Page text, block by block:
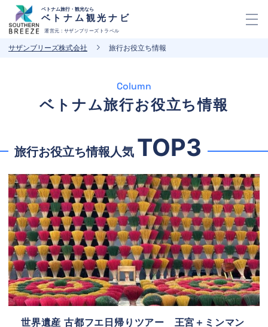
ベトナム旅行・観光なら
ベトナム観光ナビ
運営元 : サザンブリーズトラベル
サザンブリーズ株式会社 旅行お役立ち情報
Column
ベトナム旅行お役立ち情報
旅行お役立ち情報人気 TOP3
世界遺産 古都フエ日帰りツアー 王宮＋ミンマン